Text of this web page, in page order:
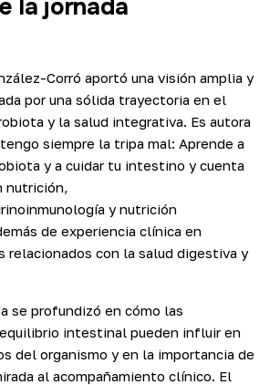
la jornada
Corró aportó una visión amplia y
por una sólida trayectoria en el
y la salud integrativa. Es autora
siempre la tripa mal: Aprende a
y a cuidar tu intestino y cuenta
nutrición,
y nutrición
de experiencia clínica en
con la salud digestiva y
se profundizó en cómo las
intestinal pueden influir en
del organismo y en la importancia de
al acompañamiento clínico. El